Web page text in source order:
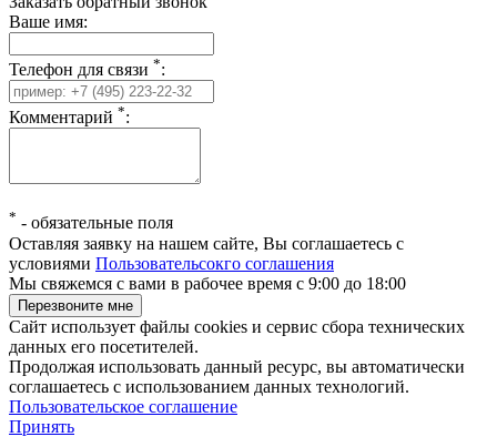
Ваше имя:
Телефон для связи *:
Комментарий *:
* - обязательные поля
Оставляя заявку на нашем сайте, Вы соглашаетесь с
условиями Пользовательсокго соглашения
Мы свяжемся с вами в рабочее время с 9:00 до 18:00
Сайт использует файлы cookies и сервис сбора технических
данных его посетителей.
Продолжая использовать данный ресурс, вы автоматически
соглашаетесь с использованием данных технологий.
Пользовательское соглашение
Принять